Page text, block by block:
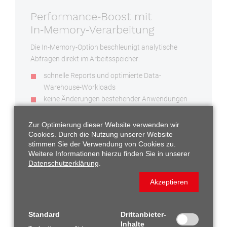
Performance‑Boost mit
In‑Memory‑Verarbeitung
Die In-Memory-Option beschleunigt analytische
Abfragen direkt im Arbeitsspeicher:
schnelle Reports und optimierte Data-
Warehouse-Workloads
keine Änderungen bestehender Anwendungen
Proaktives Monitoring & Tuning
mit Management Packs
Werkzeuge für:
Zur Optimierung dieser Website verwenden wir
Cookies. Durch die Nutzung unserer Website
stimmen Sie der Verwendung von Cookies zu.
Weitere Informationen hierzu finden Sie in unserer
Datenschutzerklärung
Akzeptieren
Standard
Drittanbieter-
Inhalte